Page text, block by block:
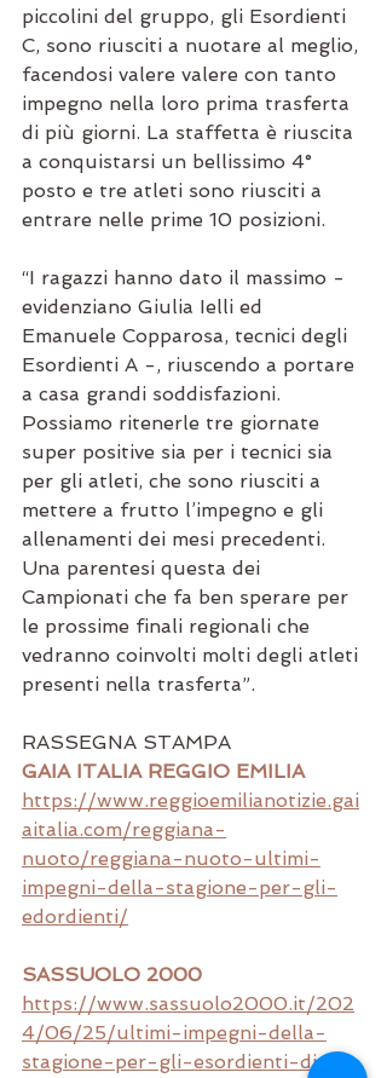
piccolini del gruppo, gli Esordienti
C, sono riusciti a nuotare al meglio,
facendosi valere valere con tanto
impegno nella loro prima trasferta
di più giorni. La staffetta è riuscita
a conquistarsi un bellissimo 4°
posto e tre atleti sono riusciti a
entrare nelle prime 10 posizioni.
“I ragazzi hanno dato il massimo -
evidenziano Giulia Ielli ed
Emanuele Copparosa, tecnici degli
Esordienti A -, riuscendo a portare
a casa grandi soddisfazioni.
Possiamo ritenerle tre giornate
super positive sia per i tecnici sia
per gli atleti, che sono riusciti a
mettere a frutto l’impegno e gli
allenamenti dei mesi precedenti.
Una parentesi questa dei
Campionati che fa ben sperare per
le prossime finali regionali che
vedranno coinvolti molti degli atleti
presenti nella trasferta”.
RASSEGNA STAMPA
GAIA ITALIA REGGIO EMILIA
https://www.reggioemilianotizie.gai
aitalia.com/reggiana-
nuoto/reggiana-nuoto-ultimi-
impegni-della-stagione-per-gli-
edordienti/
SASSUOLO 2000
https://www.sassuolo2000.it/202
4/06/25/ultimi-impegni-della-
stagione-per-gli-esordienti-di-